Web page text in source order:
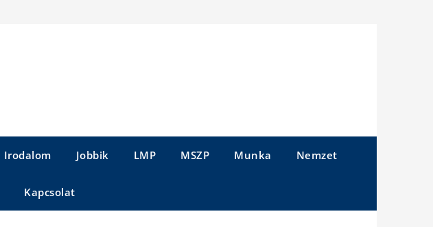
Irodalom Jobbik LMP MSZP Munka Nemzet
Kapcsolat